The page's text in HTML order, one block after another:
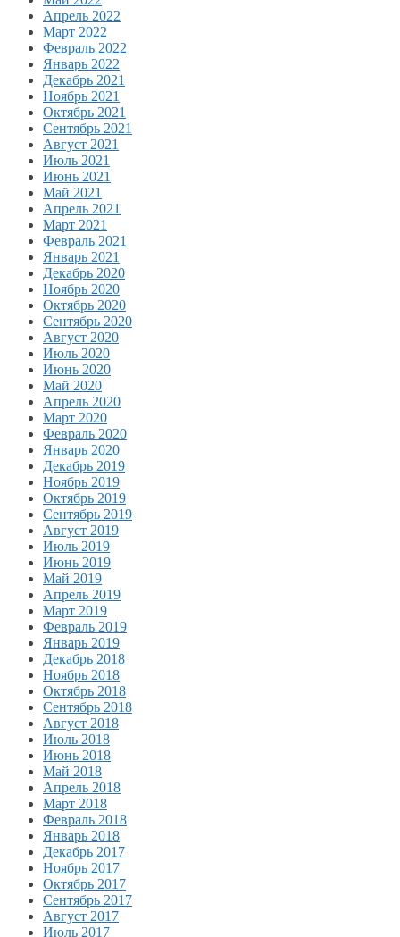
Апрель 2022
Март 2022
Февраль 2022
Январь 2022
Декабрь 2021
Ноябрь 2021
Октябрь 2021
Сентябрь 2021
Август 2021
Июль 2021
Июнь 2021
Май 2021
Апрель 2021
Март 2021
Февраль 2021
Январь 2021
Декабрь 2020
Ноябрь 2020
Октябрь 2020
Сентябрь 2020
Август 2020
Июль 2020
Июнь 2020
Май 2020
Апрель 2020
Март 2020
Февраль 2020
Январь 2020
Декабрь 2019
Ноябрь 2019
Октябрь 2019
Сентябрь 2019
Август 2019
Июль 2019
Июнь 2019
Май 2019
Апрель 2019
Март 2019
Февраль 2019
Январь 2019
Декабрь 2018
Ноябрь 2018
Октябрь 2018
Сентябрь 2018
Август 2018
Июль 2018
Июнь 2018
Май 2018
Апрель 2018
Март 2018
Февраль 2018
Январь 2018
Декабрь 2017
Ноябрь 2017
Октябрь 2017
Сентябрь 2017
Август 2017
Июль 2017